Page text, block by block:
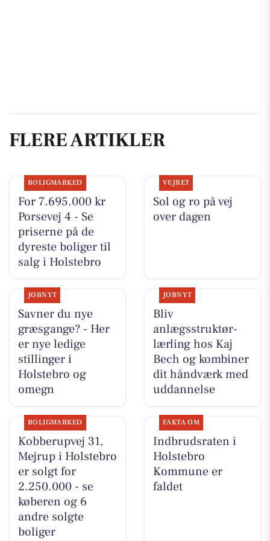
FLERE ARTIKLER
BOLIGMARKED
For 7.695.000 kr
Porsevej 4 - Se
priserne på de
dyreste boliger til
salg i Holstebro
VEJRET
Sol og ro på vej
over dagen
JOBNYT
Savner du nye
græsgange? - Her
er nye ledige
stillinger i
Holstebro og
omegn
JOBNYT
Bliv
anlægsstruktør-
lærling hos Kaj
Bech og kombiner
dit håndværk med
uddannelse
BOLIGMARKED
Kobberupvej 31,
Mejrup i Holstebro
er solgt for
2.250.000 - se
køberen og 6
andre solgte
boliger
FAKTA OM
Indbrudsraten i
Holstebro
Kommune er
faldet